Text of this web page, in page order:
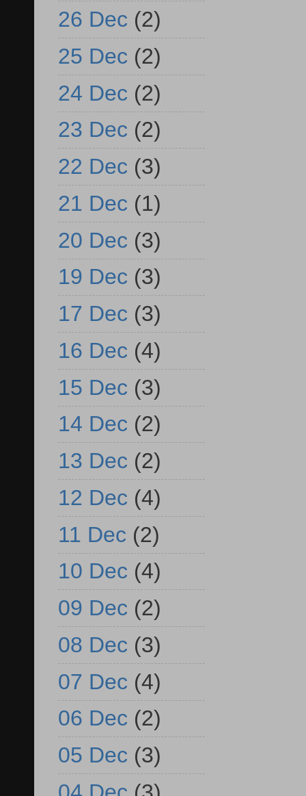
26 Dec (2)
25 Dec (2)
24 Dec (2)
23 Dec (2)
22 Dec (3)
21 Dec (1)
20 Dec (3)
19 Dec (3)
17 Dec (3)
16 Dec (4)
15 Dec (3)
14 Dec (2)
13 Dec (2)
12 Dec (4)
11 Dec (2)
10 Dec (4)
09 Dec (2)
08 Dec (3)
07 Dec (4)
06 Dec (2)
05 Dec (3)